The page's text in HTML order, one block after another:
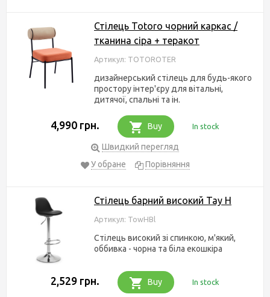
Стілець Totoro чорний каркас /
тканина сіра + теракот
Артикул: TOTOROTER
дизайнерський стілець для будь-якого
простору інтер'єру для вітальні,
дитячої, спальні та ін.
4,990 грн. Buy In stock
Швидкий перегляд
У обране
Порівняння
Стілець барний високий Тау Н
Артикул: TowHBl
Стілець високий зі спинкою, м'який,
оббивка - чорна та біла екошкіра
2,529 грн. Buy In stock